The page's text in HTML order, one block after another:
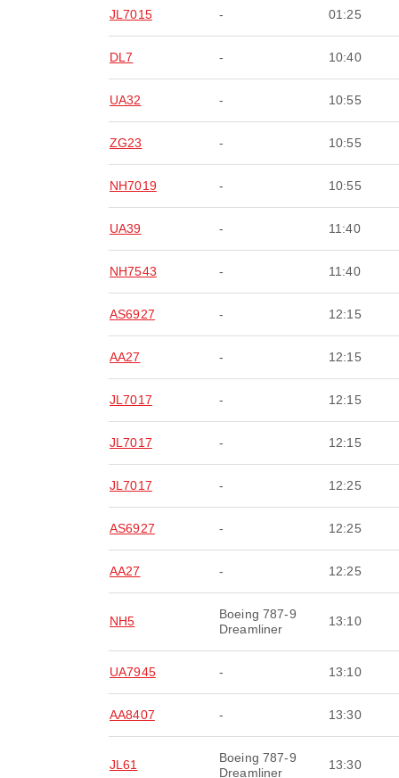
JL7015 - 01:25
DL7 - 10:40
UA32 - 10:55
ZG23 - 10:55
NH7019 - 10:55
UA39 - 11:40
NH7543 - 11:40
AS6927 - 12:15
AA27 - 12:15
JL7017 - 12:15
JL7017 - 12:15
JL7017 - 12:25
AS6927 - 12:25
AA27 - 12:25
NH5
Boeing 787-9
Dreamliner
13:10
UA7945 - 13:10
AA8407 - 13:30
JL61
Boeing 787-9
Dreamliner
13:30